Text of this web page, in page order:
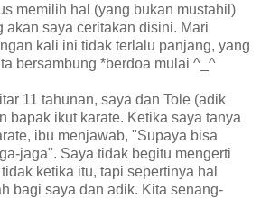
memilih hal (yang bukan mustahil)
akan saya ceritakan disini. Mari
kali ini tidak terlalu panjang, yang
bersambung *berdoa mulai ^_^
11 tahunan, saya dan Tole (adik
bapak ikut karate. Ketika saya tanya
ibu menjawab, "Supaya bisa
jaga". Saya tidak begitu mengerti
ketika itu, tapi sepertinya hal
bagi saya dan adik. Kita senang-